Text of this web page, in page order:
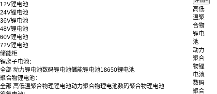
高低
温聚
合物
锂电
池
动力
聚合
物锂
电池
数码
聚合
12V锂电池
24V锂电池
36V锂电池
48V锂电池
60V锂电池
72V锂电池
储能柜
锂离子电池：
全部 动力锂电池数码锂电池储能锂电池18650锂电池
聚合物锂电池：
全部 高低温聚合物理锂电池动力聚合物理电池数码聚合物理电池